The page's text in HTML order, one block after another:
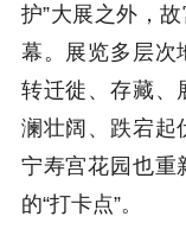
护”大展之外，
幕。展览多层次
转迁徙、存藏、
澜壮阔、跌宕起
宁寿宫花园也重
的“打卡点”。